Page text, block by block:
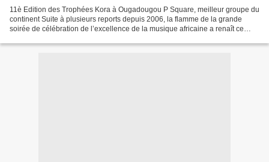
11è Edition des Trophées Kora à Ougadougou P Square, meilleur groupe du
continent Suite à plusieurs reports depuis 2006, la flamme de la grande
soirée de célébration de l’excellence de la musique africaine a renaît ce